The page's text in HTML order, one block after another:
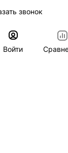
звонок
Войти